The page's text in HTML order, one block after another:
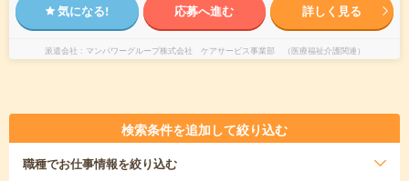
気になる! 応募へ進む 詳しく見る
派遣会社 マンパワーグループ株式会社 ケアサービス事業部 （医療福祉介護関連）
検索条件を追加して絞り込む
職種でお仕事情報を絞り込む